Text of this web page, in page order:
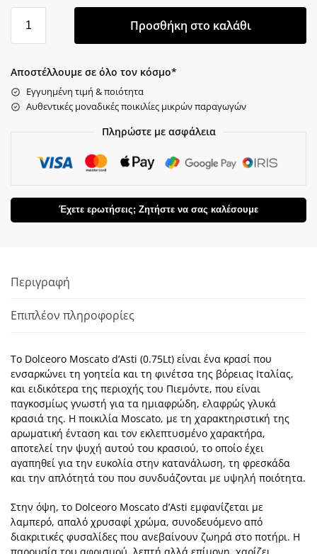
Προσθήκη στο καλάθι
Αποστέλλουμε σε όλο τον κόσμο*
Εγγυημένη τιμή & ποιότητα
Αυθεντικές μοναδικές ποικιλίες μικρών παραγωγών
Πληρώστε με ασφάλεια
Έχετε ερωτήσεις; Ζητήστε να σας καλέσουμε
Περιγραφή
Επιπλέον πληροφορίες
Το Dolceoro Moscato d’Asti (0.75Lt) είναι ένα κρασί που
ενσαρκώνει τη γοητεία και τη φινέτσα της βόρειας Ιταλίας,
και ειδικότερα της περιοχής του Πιεμόντε, που είναι
παγκοσμίως γνωστή για τα ημιαφρώδη, ελαφρώς γλυκά
κρασιά της. Η ποικιλία Moscato, με τη χαρακτηριστική της
αρωματική ένταση και τον εκλεπτυσμένο χαρακτήρα,
αποτελεί την ψυχή αυτού του κρασιού, το οποίο έχει
αγαπηθεί για την ευκολία στην κατανάλωση, τη φρεσκάδα
και την απλότητά του που συνδυάζονται με υψηλή ποιότητα.
Στην όψη, το Dolceoro Moscato d’Asti εμφανίζεται με
λαμπερό, απαλό χρυσαφί χρώμα, συνοδευόμενο από
διακριτικές φυσαλίδες που ανεβαίνουν ζωηρά στο ποτήρι. Η